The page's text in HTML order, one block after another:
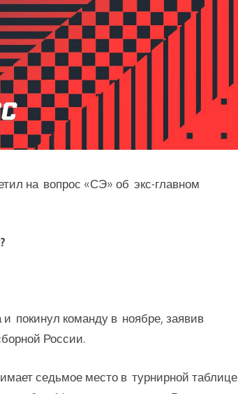
на вопрос «СЭ» об экс-главном
покинул команду в ноябре, заявив
России.
седьмое место в турнирной таблице